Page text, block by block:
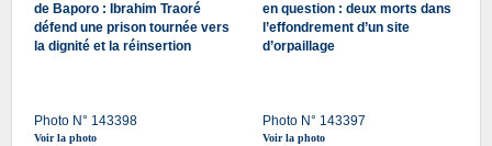
de Baporo : Ibrahim Traoré
défend une prison tournée vers
la dignité et la réinsertion
Photo N° 143398
Voir la photo
en question : deux morts dans
l’effondrement d’un site
d’orpaillage
Photo N° 143397
Voir la photo